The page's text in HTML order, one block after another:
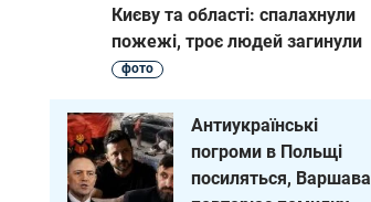
Києву та області: спалахнули
пожежі, троє людей загинули
фото
Антиукраїнські
погроми в Польщі
посиляться, Варшава